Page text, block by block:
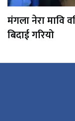
मंगला नेरा मावि
बिदाई गरियो